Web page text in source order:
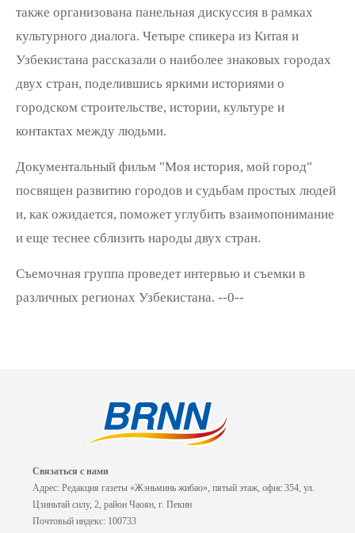
также организована панельная дискуссия в рамках
культурного диалога. Четыре спикера из Китая и
Узбекистана рассказали о наиболее знаковых городах
двух стран, поделившись яркими историями о
городском строительстве, истории, культуре и
контактах между людьми.
Документальный фильм "Моя история, мой город"
посвящен развитию городов и судьбам простых людей
и, как ожидается, поможет углубить взаимопонимание
и еще теснее сблизить народы двух стран.
Съемочная группа проведет интервью и съемки в
различных регионах Узбекистана. --0--
Связаться с нами
Адрес: Редакция газеты «Жэньминь жибао», пятый этаж, офис 354, ул.
Цзиньтай силу, 2, район Чаоян, г. Пекин
Почтовый индекс: 100733